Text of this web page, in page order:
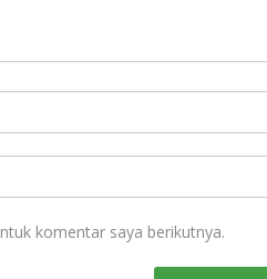
komentar saya berikutnya.